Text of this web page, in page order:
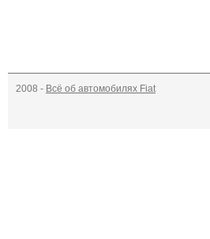
2008 - Всё об автомобилях Fiat